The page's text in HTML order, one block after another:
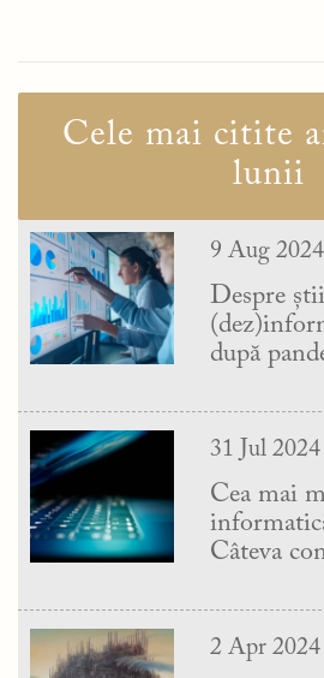
Cele mai citite
lunii
9 Aug 2024
Despre
după
31 Jul 2024
Cea mai
Câteva
2 Apr 2024